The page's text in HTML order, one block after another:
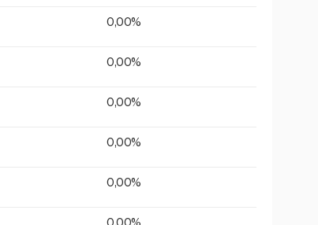
0,00%
0,00%
0,00%
0,00%
0,00%